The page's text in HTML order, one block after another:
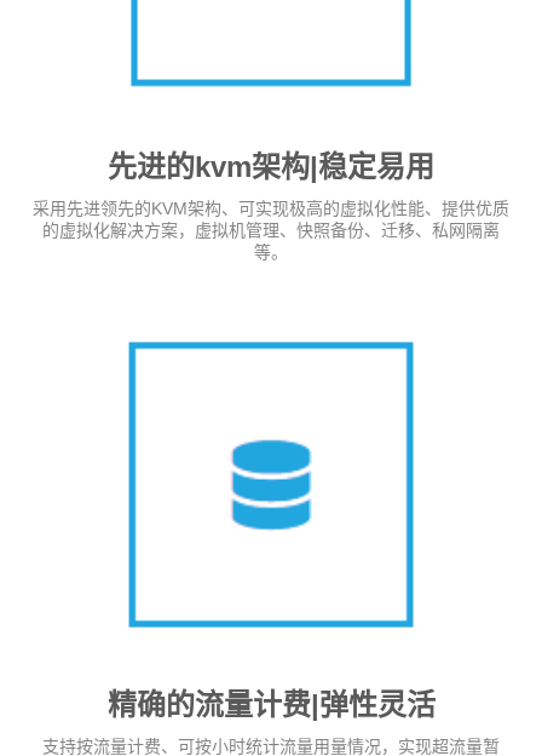
先进的kvm架构|稳定易用
采用先进领先的KVM架构、可实现极高的虚拟化性能、提供优质
的虚拟化解决方案，虚拟机管理、快照备份、迁移、私网隔离
等。
精确的流量计费|弹性灵活
支持按流量计费、可按小时统计流量用量情况，实现超流量暂